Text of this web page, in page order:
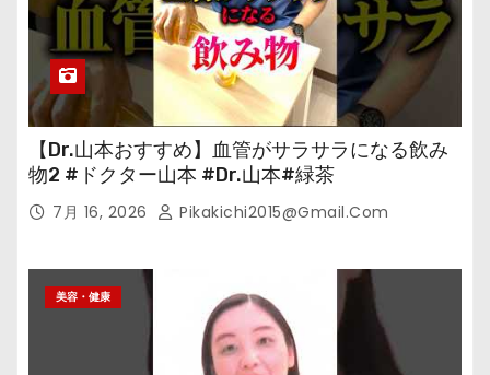
【Dr.山本おすすめ】血管がサラサラになる飲み
物2 #ドクター山本 #Dr.山本#緑茶
7月 16, 2026 Pikakichi2015@gmail.com
美容・健康